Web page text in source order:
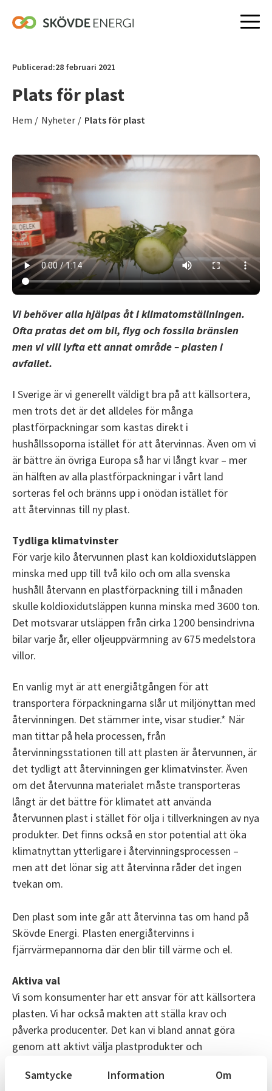
Samtycke Information Om
Publicerad:28 februari 2021
Plats för plast
Hem / Nyheter / Plats för plast
Vi behöver alla hjälpas åt i klimatomställningen.
Ofta pratas det om bil, flyg och fossila bränslen
men vi vill lyfta ett annat område – plasten i
avfallet.
I Sverige är vi generellt väldigt bra på att källsortera,
men trots det är det alldeles för många
plastförpackningar som kastas direkt i
hushållssoporna istället för att återvinnas. Även om vi
är bättre än övriga Europa så har vi långt kvar – mer
än hälften av alla plastförpackningar i vårt land
sorteras fel och bränns upp i onödan istället för
att återvinnas till ny plast.
Tydliga klimatvinster
För varje kilo återvunnen plast kan koldioxidutsläppen
minska med upp till två kilo och om alla svenska
hushåll återvann en plastförpackning till i månaden
skulle koldioxidutsläppen kunna minska med 3600 ton.
Det motsvarar utsläppen från cirka 1200 bensindrivna
bilar varje år, eller oljeuppvärmning av 675 medelstora
villor.
En vanlig myt är att energiåtgången för att
transportera förpackningarna slår ut miljönyttan med
återvinningen. Det stämmer inte, visar studier.* När
man tittar på hela processen, från
återvinningsstationen till att plasten är återvunnen, är
det tydligt att återvinningen ger klimatvinster. Även
om det återvunna materialet måste transporteras
långt är det bättre för klimatet att använda
återvunnen plast i stället för olja i tillverkningen av nya
produkter. Det finns också en stor potential att öka
klimatnyttan ytterligare i återvinningsprocessen –
men att det lönar sig att återvinna råder det ingen
tvekan om.
Den plast som inte går att återvinna tas om hand på
Skövde Energi. Plasten energiåtervinns i
fjärrvärmepannorna där den blir till värme och el.
Aktiva val
Vi som konsumenter har ett ansvar för att källsortera
plasten. Vi har också makten att ställa krav och
påverka producenter. Det kan vi bland annat göra
genom att aktivt välja plastprodukter och